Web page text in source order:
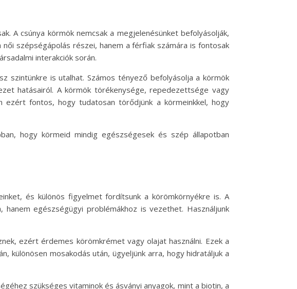
A csúnya körmök nemcsak a megjelenésünket befolyásolják,
szépségápolás részei, hanem a férfiak számára is fontosak
interakciók során.
szintünkre is utalhat. Számos tényező befolyásolja a körmök
hatásairól. A körmök törékenysége, repedezettsége vagy
ezért fontos, hogy tudatosan törődjünk a körmeinkkel, hogy
hogy körmeid mindig egészségesek és szép állapotban
és különös figyelmet fordítsunk a körömkörnyékre is. A
egészségügyi problémákhoz is vezethet. Használjunk
ezért érdemes körömkrémet vagy olajat használni. Ezek a
különösen mosakodás után, ügyeljünk arra, hogy hidratáljuk a
szükséges vitaminok és ásványi anyagok, mint a biotin, a